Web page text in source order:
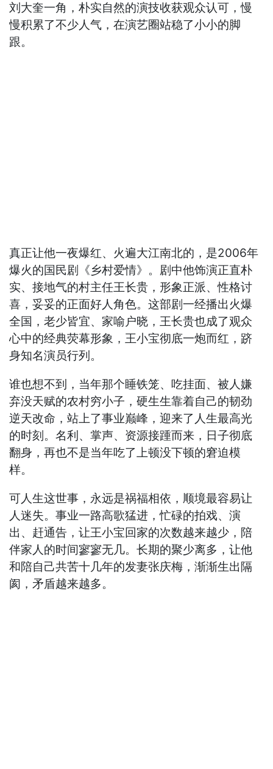
刘大奎一角，朴实自然的演技收获观众认可，慢
慢积累了不少人气，在演艺圈站稳了小小的脚
跟。
真正让他一夜爆红、火遍大江南北的，是2006年
爆火的国民剧《乡村爱情》。剧中他饰演正直朴
实、接地气的村主任王长贵，形象正派、性格讨
喜，妥妥的正面好人角色。这部剧一经播出火爆
全国，老少皆宜、家喻户晓，王长贵也成了观众
心中的经典荧幕形象，王小宝彻底一炮而红，跻
身知名演员行列。
谁也想不到，当年那个睡铁笼、吃挂面、被人嫌
弃没天赋的农村穷小子，硬生生靠着自己的韧劲
逆天改命，站上了事业巅峰，迎来了人生最高光
的时刻。名利、掌声、资源接踵而来，日子彻底
翻身，再也不是当年吃了上顿没下顿的窘迫模
样。
可人生这世事，永远是祸福相依，顺境最容易让
人迷失。事业一路高歌猛进，忙碌的拍戏、演
出、赶通告，让王小宝回家的次数越来越少，陪
伴家人的时间寥寥无几。长期的聚少离多，让他
和陪自己共苦十几年的发妻张庆梅，渐渐生出隔
阂，矛盾越来越多。